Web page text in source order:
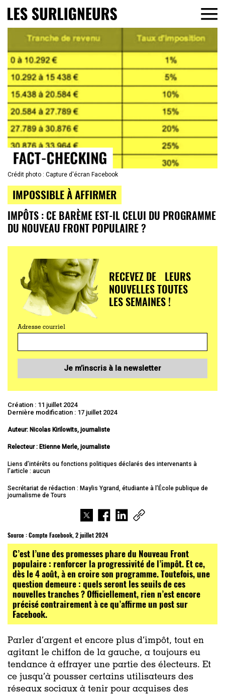
Crédit photo : Capture d'écran Facebook
IMPOSSIBLE À AFFIRMER
IMPÔTS : CE BARÈME EST-IL CELUI DU PROGRAMME
DU NOUVEAU FRONT POPULAIRE ?
RECEVEZ DE LEURS
NOUVELLES TOUTES
LES SEMAINES !
Adresse courriel
Je m’inscris à la newsletter
Création : 11 juillet 2024
Dernière modification : 17 juillet 2024
Auteur: Nicolas Kirilowits, journaliste
Relecteur : Etienne Merle, journaliste
Liens d’intérêts ou fonctions politiques déclarés des intervenants à
l’article : aucun
Secrétariat de rédaction : Maylis Ygrand, étudiante à l’École publique de
journalisme de Tours
Source :Compte Facebook, 2 juillet 2024
C’est l’une des promesses phare du Nouveau Front
populaire : renforcer la progressivité de l’impôt. Et ce,
dès le 4 août, à en croire son programme. Toutefois, une
question demeure : quels seront les seuils de ces
nouvelles tranches ? Officiellement, rien n’est encore
précisé contrairement à ce qu’affirme un post sur
Facebook.
Parler d’argent et encore plus d’impôt, tout en
agitant le chiffon de la gauche, a toujours eu
tendance à effrayer une partie des électeurs. Et
ce jusqu’à pousser certains utilisateurs des
réseaux sociaux à tenir pour acquises des